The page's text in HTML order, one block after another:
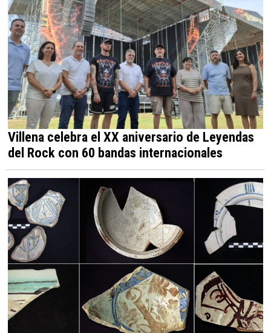
Villena celebra el XX aniversario de Leyendas
del Rock con 60 bandas internacionales